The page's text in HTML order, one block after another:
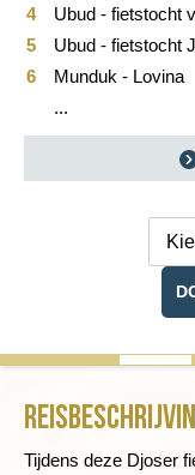
Ubud - fietstocht
Ubud - fietstocht
Munduk - Lovina
...
Tijdens deze Djoser